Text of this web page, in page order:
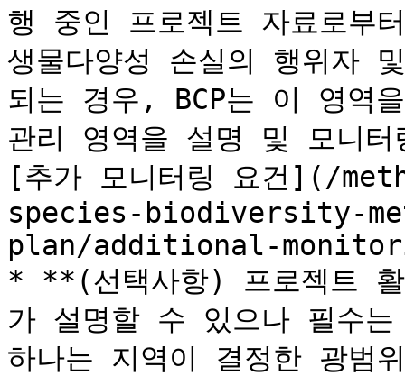
행 중인 프로젝트 자료로부
생물다양성 손실의 행위자
되는 경우, BCP는 이 영역
관리 영역을 설명 및 모니
[추가 모니터링 요건](/
species-biodiversity-
plan/additional-
* **(선택사항) 프로젝트
가 설명할 수 있으나 필수
하나는 지역이 결정한 광범